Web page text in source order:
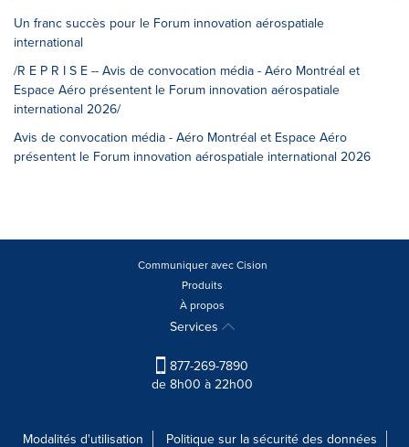
Un franc succès pour le Forum innovation aérospatiale
international
/R E P R I S E -- Avis de convocation média - Aéro Montréal et
Espace Aéro présentent le Forum innovation aérospatiale
international 2026/
Avis de convocation média - Aéro Montréal et Espace Aéro
présentent le Forum innovation aérospatiale international 2026
Communiquer avec Cision
Produits
À propos
Services
877-269-7890
de 8h00 à 22h00
Modalités d'utilisation Politique sur la sécurité des données